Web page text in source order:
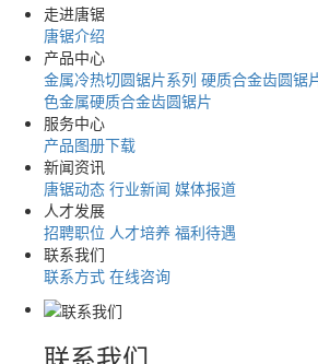
走进唐锯
唐锯介绍
产品中心
金属冷热切圆锯片系列 硬质合金齿圆锯
色金属硬质合金齿圆锯片
服务中心
产品图册下载
新闻资讯
唐锯动态 行业新闻 媒体报道
人才发展
招聘职位 人才培养 福利待遇
联系我们
联系方式 在线咨询